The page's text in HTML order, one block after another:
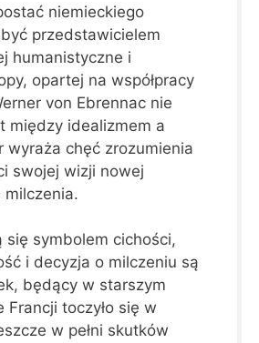
niemieckiego
przedstawicielem
humanistyczne i
opartej na współpracy
von Ebrennac nie
między idealizmem a
chęć zrozumienia
swojej wizji nowej
milczenia.
symbolem cichości,
i decyzja o milczeniu są
będący w starszym
toczyło się w
w pełni skutków